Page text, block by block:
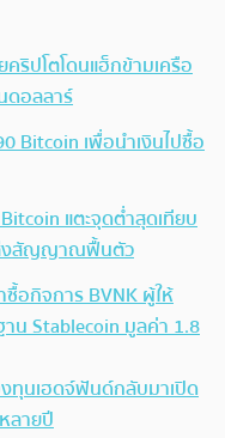
ริปโตโดนแฮ็กข้ามเครือ
ดอลลาร์
Bitcoin เพื่อนำเงินไปซื้อ
แตะจุดต่ำสุดเทียบ
ส่งสัญญาณฟื้นตัว
อกิจการ BVNK ผู้ให้
น Stablecoin มูลค่า 1.8
ทุนเฮดจ์ฟันด์กลับมาเปิด
ลายปี